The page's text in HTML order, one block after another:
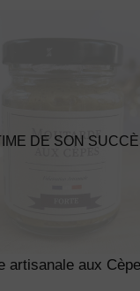
DE SON
artisanale aux